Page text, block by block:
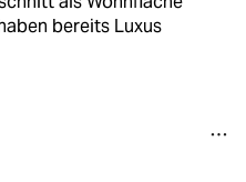
bereits Luxus